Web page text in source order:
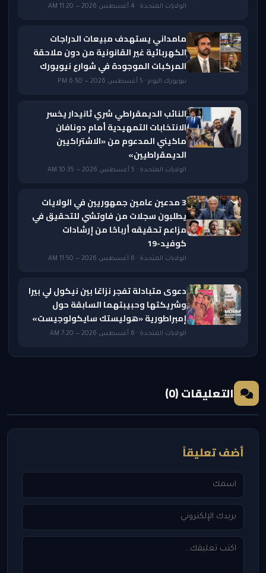
الولايات المتحدة · 4 أغسطس 2026 — 11:20 AM
مامداني يستهدف مبيعات الدراجات
الكهربائية غير القانونية من دون ملاحقة
المركبات الموجودة في شوارع نيويورك
نيويورك اليوم · 5 أغسطس 2026 — 6:50 PM
النائب الديمقراطي شري ثانيدار يخسر
الانتخابات التمهيدية أمام دونافان
ماكيني المدعوم من «الاشتراكيين
الديمقراطيين»
الولايات المتحدة · 5 أغسطس 2026 — 10:35 AM
3 مدعين عامين جمهوريين في الولايات
يطلبون سجلات من فاوتشي للتحقيق في
مزاعم تحقيقه أرباحًا من إرشادات
كوفيد-19
الولايات المتحدة · 6 أغسطس 2026 — 11:50 AM
دعوى متبادلة تفجر نزاعًا بين نيكول لي بيرا
وشريكتها وحبيبتهما السابقة حول
إمبراطورية «هوليستك سايكولوجيست»
الولايات المتحدة · 6 أغسطس 2026 — 7:20 AM
التعليقات (0)
أضف تعليقاً